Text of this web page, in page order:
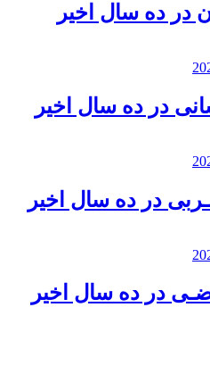
در ده سال اخیر
در ده سال اخیر
در ده سال اخیر
در ده سال اخیر